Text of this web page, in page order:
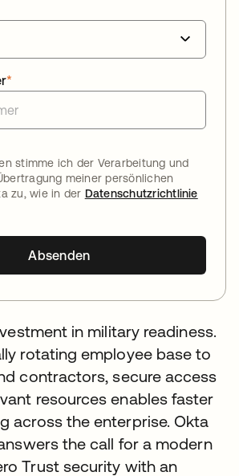
*
stimme ich der Verarbeitung und
meiner persönlichen
zu, wie in der Datenschutzrichtlinie
Absenden
in military readiness.
rotating employee base to
contractors, secure access
resources enables faster
across the enterprise. Okta
the call for a modern
Trust security with an